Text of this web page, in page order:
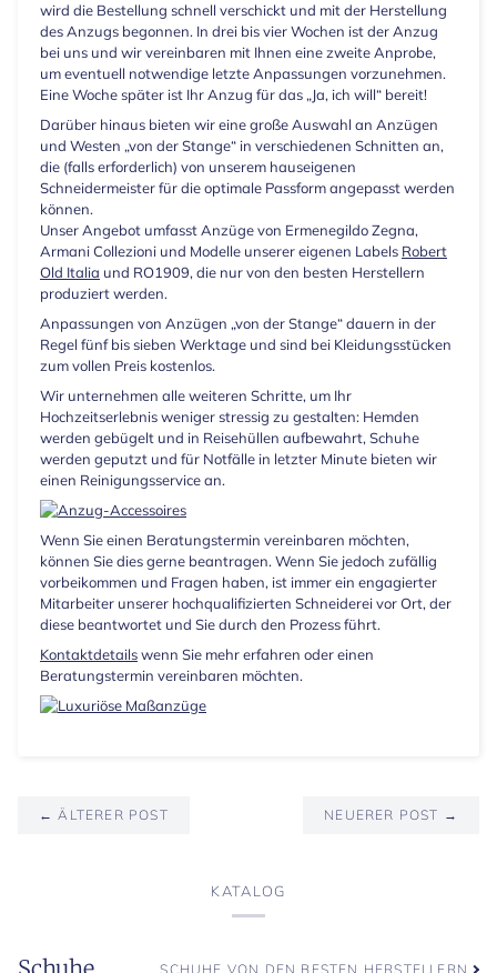
wird die Bestellung schnell verschickt und mit der Herstellung
des Anzugs begonnen. In drei bis vier Wochen ist der Anzug
bei uns und wir vereinbaren mit Ihnen eine zweite Anprobe,
um eventuell notwendige letzte Anpassungen vorzunehmen.
Eine Woche später ist Ihr Anzug für das „Ja, ich will“ bereit!
Darüber hinaus bieten wir eine große Auswahl an Anzügen
und Westen „von der Stange“ in verschiedenen Schnitten an,
die (falls erforderlich) von unserem hauseigenen
Schneidermeister für die optimale Passform angepasst werden
können.
Unser Angebot umfasst Anzüge von Ermenegildo Zegna,
Armani Collezioni und Modelle unserer eigenen Labels Robert
Old Italia und RO1909, die nur von den besten Herstellern
produziert werden.
Anpassungen von Anzügen „von der Stange“ dauern in der
Regel fünf bis sieben Werktage und sind bei Kleidungsstücken
zum vollen Preis kostenlos.
Wir unternehmen alle weiteren Schritte, um Ihr
Hochzeitserlebnis weniger stressig zu gestalten: Hemden
werden gebügelt und in Reisehüllen aufbewahrt, Schuhe
werden geputzt und für Notfälle in letzter Minute bieten wir
einen Reinigungsservice an.
Wenn Sie einen Beratungstermin vereinbaren möchten,
können Sie dies gerne beantragen. Wenn Sie jedoch zufällig
vorbeikommen und Fragen haben, ist immer ein engagierter
Mitarbeiter unserer hochqualifizierten Schneiderei vor Ort, der
diese beantwortet und Sie durch den Prozess führt.
Kontaktdetailswenn Sie mehr erfahren oder einen
Beratungstermin vereinbaren möchten.
← ÄLTERER POST NEUERER POST →
KATALOG
SCHUHE VON DEN BESTEN HERSTELLERN